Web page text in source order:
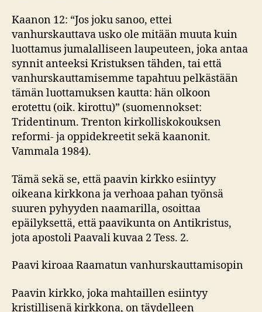
Kaanon 12: “Jos joku sanoo, ettei
vanhurskauttava usko ole mitään muuta kuin
luottamus jumalalliseen laupeuteen, joka antaa
synnit anteeksi Kristuksen tähden, tai että
vanhurskauttamisemme tapahtuu pelkästään
tämän luottamuksen kautta: hän olkoon
erotettu (oik. kirottu)” (suomennokset:
Tridentinum. Trenton kirkolliskokouksen
reformi- ja oppidekreetit sekä kaanonit.
Vammala 1984).
Tämä sekä se, että paavin kirkko esiintyy
oikeana kirkkona ja verhoaa pahan työnsä
suuren pyhyyden naamarilla, osoittaa
epäilyksettä, että paavikunta on Antikristus,
jota apostoli Paavali kuvaa 2 Tess. 2.
Paavi kiroaa Raamatun vanhurskauttamisopin
Paavin kirkko, joka mahtaillen esiintyy
kristillisenä kirkkona, on täydelleen